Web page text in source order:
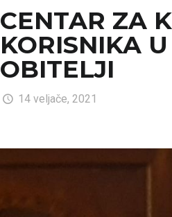
CENTAR ZA
KORISNIKA
OBITELJI
14 veljače, 2021